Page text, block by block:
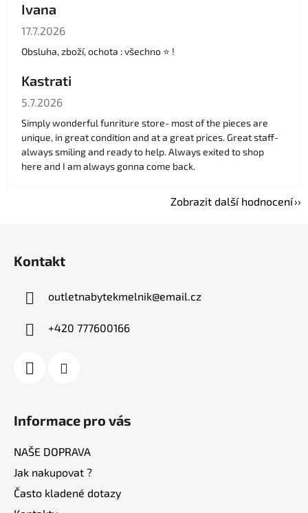
Ivana
Hodnocení obchodu je 5 z 5 hvězdiček.
17.7.2026
Obsluha, zboží, ochota : všechno ⭐️ !
Kastrati
Hodnocení obchodu je 5 z 5 hvězdiček.
5.7.2026
Simply wonderful funriture store- most of the pieces are
unique, in great condition and at a great prices. Great staff-
always smiling and ready to help. Always exited to shop
here and I am always gonna come back.
Zobrazit další hodnocení
Kontakt
outletnabytekmelnik@email.cz
+420 777600166
Informace pro vás
NAŠE DOPRAVA
Jak nakupovat ?
Často kladené dotazy